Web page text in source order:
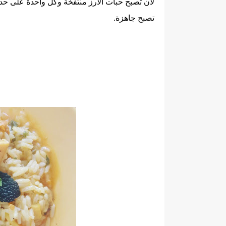
لان تصبح حبات الأرز منتفخة وكل واحدة على
تصبح جاهزة.